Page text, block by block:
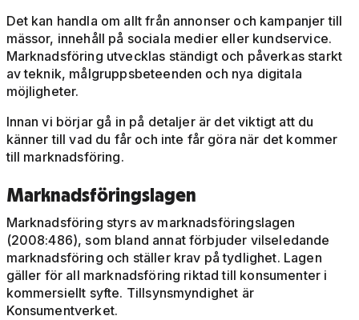
Det kan handla om allt från annonser och kampanjer till
mässor, innehåll på sociala medier eller kundservice.
Marknadsföring utvecklas ständigt och påverkas starkt
av teknik, målgruppsbeteenden och nya digitala
möjligheter.
Innan vi börjar gå in på detaljer är det viktigt att du
känner till vad du får och inte får göra när det kommer
till marknadsföring.
Marknadsföringslagen
Marknadsföring styrs av marknadsföringslagen
(2008:486), som bland annat förbjuder vilseledande
marknadsföring och ställer krav på tydlighet. Lagen
gäller för all marknadsföring riktad till konsumenter i
kommersiellt syfte. Tillsynsmyndighet är
Konsumentverket.